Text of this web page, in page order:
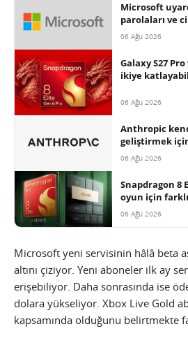
Microsoft
parolaları ve
06 Ağu 2026
Galaxy S27
ikiye
06 Ağu 2026
Anthropic
geliştirmek
06 Ağu 2026
Snapdragon 8
oyun için
06 Ağu 2026
Microsoft yeni servisinin hâlâ beta
altını çiziyor. Yeni aboneler ilk ay
erişebiliyor. Daha sonrasında ise
dolara yükseliyor. Xbox Live Gold
kapsamında olduğunu belirtmekte